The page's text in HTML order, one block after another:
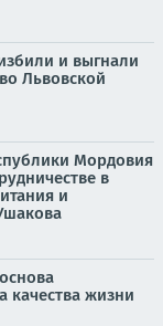
и выгнали
Львовской
Мордовия
в
и
качества жизни